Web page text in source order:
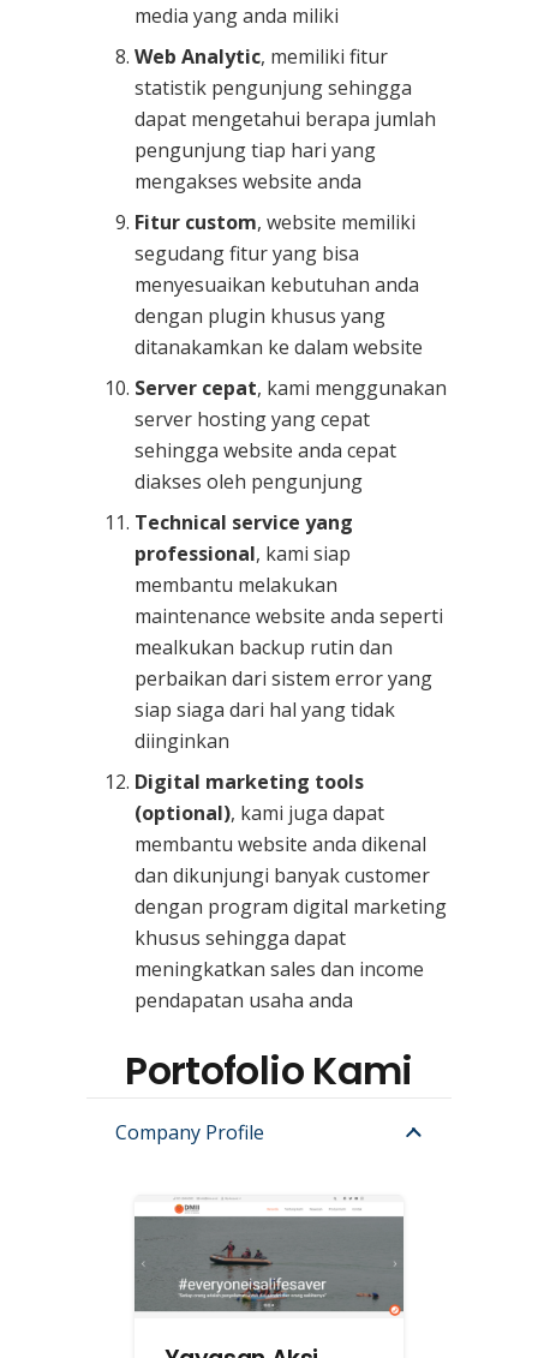
media yang anda miliki
Web Analytic, memiliki fitur
statistik pengunjung sehingga
dapat mengetahui berapa jumlah
pengunjung tiap hari yang
mengakses website anda
Fitur custom, website memiliki
segudang fitur yang bisa
menyesuaikan kebutuhan anda
dengan plugin khusus yang
ditanakamkan ke dalam website
Server cepat, kami menggunakan
server hosting yang cepat
sehingga website anda cepat
diakses oleh pengunjung
Technical service yang
professional, kami siap
membantu melakukan
maintenance website anda seperti
mealkukan backup rutin dan
perbaikan dari sistem error yang
siap siaga dari hal yang tidak
diinginkan
Digital marketing tools
(optional), kami juga dapat
membantu website anda dikenal
dan dikunjungi banyak customer
dengan program digital marketing
khusus sehingga dapat
meningkatkan sales dan income
pendapatan usaha anda
Portofolio Kami
Company Profile